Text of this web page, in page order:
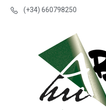
(+34) 660798250